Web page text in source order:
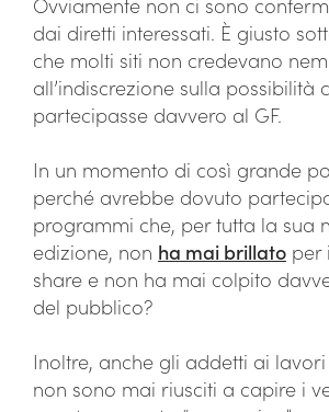
dai diretti interessati. È giusto
che molti siti non credevano
all’indiscrezione sulla possibilità
partecipasse davvero al GF.
In un momento di così grande
perché avrebbe dovuto
programmi che, per tutta la sua
edizione, non ha mai brillato per
share e non ha mai colpito
del pubblico?
Inoltre, anche gli addetti ai
non sono mai riusciti a capire i